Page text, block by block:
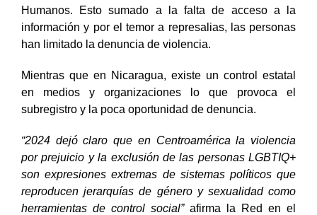
Humanos. Esto sumado a la falta de acceso a la
información y por el temor a represalias, las personas
han limitado la denuncia de violencia.
Mientras que en Nicaragua, existe un control estatal
en medios y organizaciones lo que provoca el
subregistro y la poca oportunidad de denuncia.
“2024 dejó claro que en Centroamérica la violencia
por prejuicio y la exclusión de las personas LGBTIQ+
son expresiones extremas de sistemas políticos que
reproducen jerarquías de género y sexualidad como
herramientas de control social” afirma la Red en el